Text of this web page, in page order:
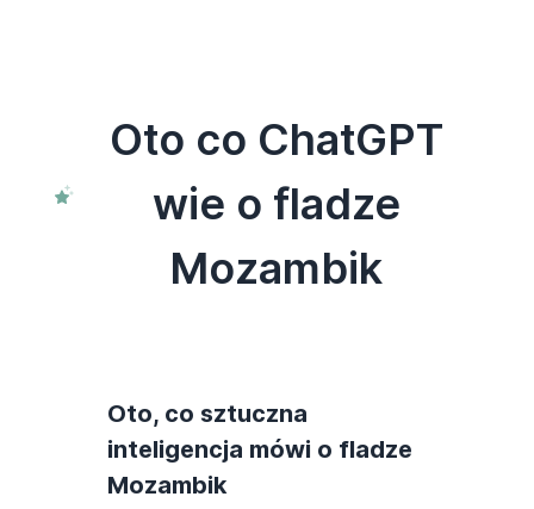
Oto co ChatGPT
wie o fladze
Mozambik
Oto, co sztuczna
inteligencja mówi o fladze
Mozambik